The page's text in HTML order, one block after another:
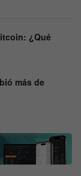
¿Qué
más de